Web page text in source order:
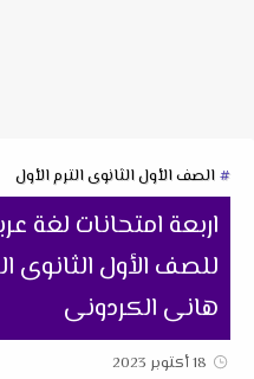
الصف الأول الثانوى الترم الأول
اربعة امتحانات لغة
هانى الكردونى
18 أكتوبر 2023